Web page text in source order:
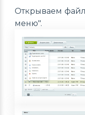
Открываем
меню".